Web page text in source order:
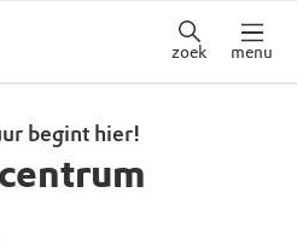
zoek menu
begint hier!